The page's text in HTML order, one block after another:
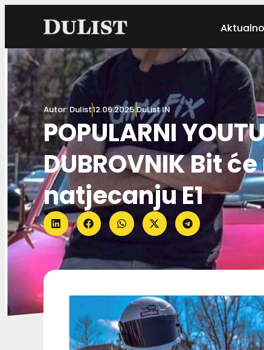
Aktualno
Autor: Dulist12.06.2025.DuList IN
POPULARNI
DUBROVNIK Bit
natjecanju E1